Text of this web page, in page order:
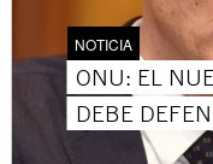
NOTICIA
ONU: EL
DEBE